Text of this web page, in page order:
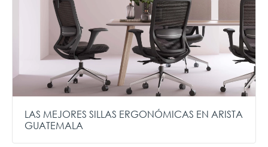
LAS MEJORES SILLAS ERGONÓMICAS EN ARISTA
GUATEMALA